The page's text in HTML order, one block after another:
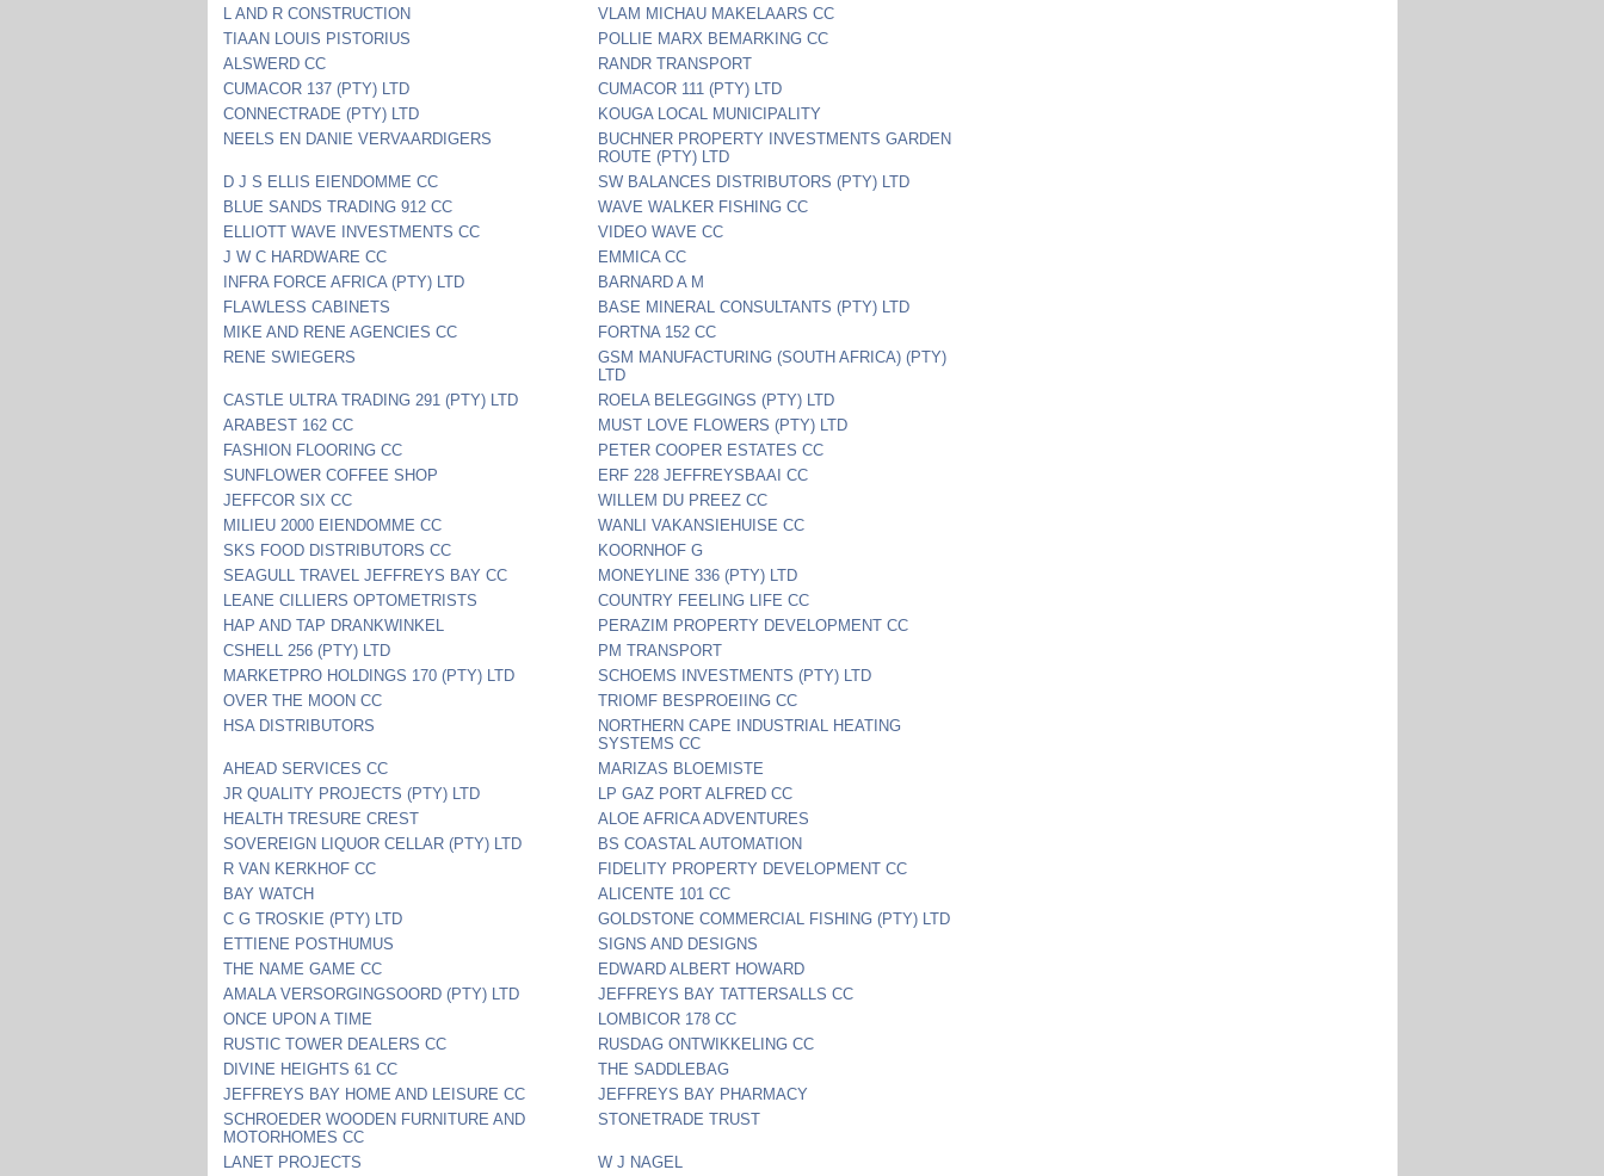
L AND R CONSTRUCTION
VLAM MICHAU MAKELAARS CC
TIAAN LOUIS PISTORIUS
POLLIE MARX BEMARKING CC
ALSWERD CC
RANDR TRANSPORT
CUMACOR 137 (PTY) LTD
CUMACOR 111 (PTY) LTD
CONNECTRADE (PTY) LTD
KOUGA LOCAL MUNICIPALITY
NEELS EN DANIE VERVAARDIGERS
BUCHNER PROPERTY INVESTMENTS GARDEN
ROUTE (PTY) LTD
D J S ELLIS EIENDOMME CC
SW BALANCES DISTRIBUTORS (PTY) LTD
BLUE SANDS TRADING 912 CC
WAVE WALKER FISHING CC
ELLIOTT WAVE INVESTMENTS CC
VIDEO WAVE CC
J W C HARDWARE CC
EMMICA CC
INFRA FORCE AFRICA (PTY) LTD
BARNARD A M
FLAWLESS CABINETS
BASE MINERAL CONSULTANTS (PTY) LTD
MIKE AND RENE AGENCIES CC
FORTNA 152 CC
RENE SWIEGERS
GSM MANUFACTURING (SOUTH AFRICA) (PTY)
LTD
CASTLE ULTRA TRADING 291 (PTY) LTD
ROELA BELEGGINGS (PTY) LTD
ARABEST 162 CC
MUST LOVE FLOWERS (PTY) LTD
FASHION FLOORING CC
PETER COOPER ESTATES CC
SUNFLOWER COFFEE SHOP
ERF 228 JEFFREYSBAAI CC
JEFFCOR SIX CC
WILLEM DU PREEZ CC
MILIEU 2000 EIENDOMME CC
WANLI VAKANSIEHUISE CC
SKS FOOD DISTRIBUTORS CC
KOORNHOF G
SEAGULL TRAVEL JEFFREYS BAY CC
MONEYLINE 336 (PTY) LTD
LEANE CILLIERS OPTOMETRISTS
COUNTRY FEELING LIFE CC
HAP AND TAP DRANKWINKEL
PERAZIM PROPERTY DEVELOPMENT CC
CSHELL 256 (PTY) LTD
PM TRANSPORT
MARKETPRO HOLDINGS 170 (PTY) LTD
SCHOEMS INVESTMENTS (PTY) LTD
OVER THE MOON CC
TRIOMF BESPROEIING CC
HSA DISTRIBUTORS
NORTHERN CAPE INDUSTRIAL HEATING
SYSTEMS CC
AHEAD SERVICES CC
MARIZAS BLOEMISTE
JR QUALITY PROJECTS (PTY) LTD
LP GAZ PORT ALFRED CC
HEALTH TRESURE CREST
ALOE AFRICA ADVENTURES
SOVEREIGN LIQUOR CELLAR (PTY) LTD
BS COASTAL AUTOMATION
R VAN KERKHOF CC
FIDELITY PROPERTY DEVELOPMENT CC
BAY WATCH
ALICENTE 101 CC
C G TROSKIE (PTY) LTD
GOLDSTONE COMMERCIAL FISHING (PTY) LTD
ETTIENE POSTHUMUS
SIGNS AND DESIGNS
THE NAME GAME CC
EDWARD ALBERT HOWARD
AMALA VERSORGINGSOORD (PTY) LTD
JEFFREYS BAY TATTERSALLS CC
ONCE UPON A TIME
LOMBICOR 178 CC
RUSTIC TOWER DEALERS CC
RUSDAG ONTWIKKELING CC
DIVINE HEIGHTS 61 CC
THE SADDLEBAG
JEFFREYS BAY HOME AND LEISURE CC
JEFFREYS BAY PHARMACY
SCHROEDER WOODEN FURNITURE AND
MOTORHOMES CC
STONETRADE TRUST
LANET PROJECTS W J NAGEL